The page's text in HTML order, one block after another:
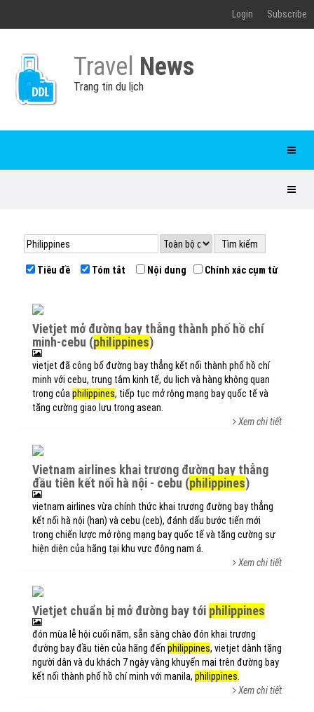
Login Subscribe
Travel News
Trang tin du lịch
Tiêu đề Tóm tắt Nội dung Chính xác cụm từ
vietjet mở đường bay thẳng thành phố hồ chí
minh-cebu (philippines)
vietjet đã công bố đường bay thẳng kết nối thành phố hồ chí
minh với cebu, trung tâm kinh tế, du lịch và hàng không quan
trọng của philippines, tiếp tục mở rộng mạng bay quốc tế và
tăng cường giao lưu trong asean.
Xem chi tiết
vietnam airlines khai trương đường bay thẳng
đầu tiên kết nối hà nội - cebu (philippines)
vietnam airlines vừa chính thức khai trương đường bay thẳng
kết nối hà nội (han) và cebu (ceb), đánh dấu bước tiến mới
trong chiến lược mở rộng mạng bay quốc tế và tăng cường sự
hiện diện của hãng tại khu vực đông nam á.
Xem chi tiết
vietjet chuẩn bị mở đường bay tới philippines
đón mùa lễ hội cuối năm, sẵn sàng chào đón khai trương
đường bay đầu tiên của hãng đến philippines, vietjet dành tặng
người dân và du khách 7 ngày vàng khuyến mại trên đường bay
kết nối thành phố hồ chí minh với manila, philippines
Xem chi tiết